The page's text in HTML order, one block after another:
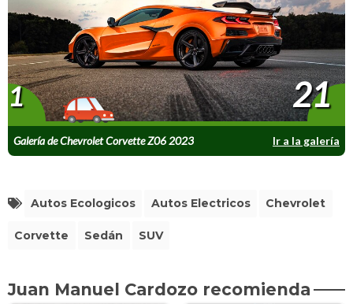
Galería de Chevrolet Corvette Z06 2023 Ir a la galería
1 21
Autos Ecologicos Autos Electricos Chevrolet
Corvette Sedán SUV
Juan Manuel Cardozo recomienda